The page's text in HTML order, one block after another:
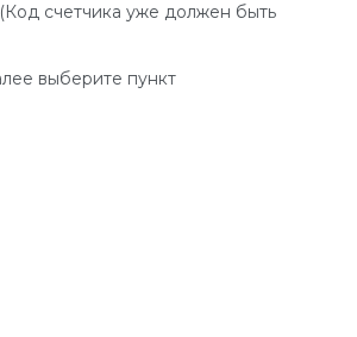
счетчика уже должен быть
выберите пункт